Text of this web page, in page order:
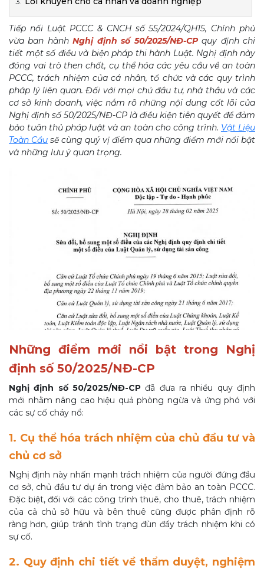
Tiếp nối Luật PCCC & CNCH số 55/2024/QH15, Chính phủ
vừa ban hànhNghị định số 50/2025/NĐ-CPquy định chi
tiết một số điều và biện pháp thi hành Luật. Nghị định này
đóng vai trò then chốt, cụ thể hóa các yêu cầu về an toàn
PCCC, trách nhiệm của cá nhân, tổ chức và các quy trình
pháp lý liên quan. Đối với mọi chủ đầu tư, nhà thầu và các
cơ sở kinh doanh, việc nắm rõ những nội dung cốt lõi của
Nghị định số 50/2025/NĐ-CP là điều kiện tiên quyết để đảm
bảo tuân thủ pháp luật và an toàn cho công trình. Vật Liệu
Toàn Cầu sẽ cùng quý vị điểm qua những điểm mới nổi bật
và những lưu ý quan trọng.
Những điểm mới nổi bật trong Nghị
định số 50/2025/NĐ-CP
Nghị định số 50/2025/NĐ-CP đã đưa ra nhiều quy định
mới nhằm nâng cao hiệu quả phòng ngừa và ứng phó với
các sự cố cháy nổ:
1. Cụ thể hóa trách nhiệm của chủ đầu tư và
chủ cơ sở
Nghị định này nhấn mạnh trách nhiệm của người đứng đầu
cơ sở, chủ đầu tư dự án trong việc đảm bảo an toàn PCCC.
Đặc biệt, đối với các công trình thuê, cho thuê, trách nhiệm
của cả chủ sở hữu và bên thuê cũng được phân định rõ
ràng hơn, giúp tránh tình trạng đùn đẩy trách nhiệm khi có
sự cố.
2. Quy định chi tiết về thẩm duyệt, nghiệm